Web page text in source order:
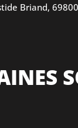
Briand,